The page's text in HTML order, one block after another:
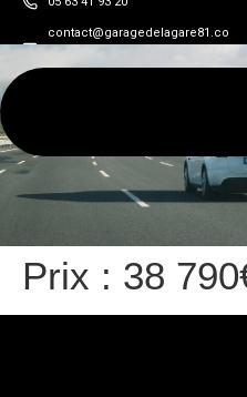
contact@garagedelagare81.co
Prix : 38